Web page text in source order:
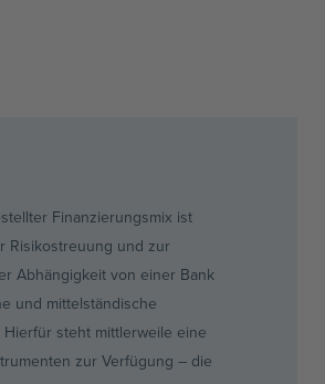
Finanzierungsmix ist
Risikostreuung und zur
Abhängigkeit von einer Bank
und mittelständische
steht mittlerweile eine
zur Verfügung – die